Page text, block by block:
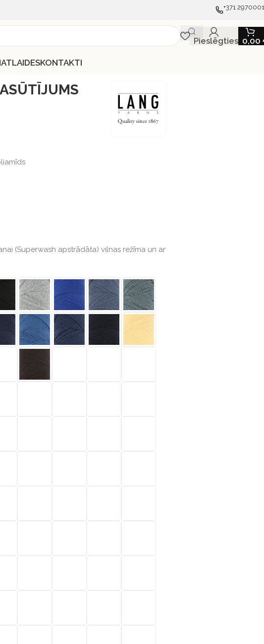
+371
Pieslēgties 0,00
ATLAIDESKONTAKTI
(Superwash apstrādāta) vilnas režīma un ar